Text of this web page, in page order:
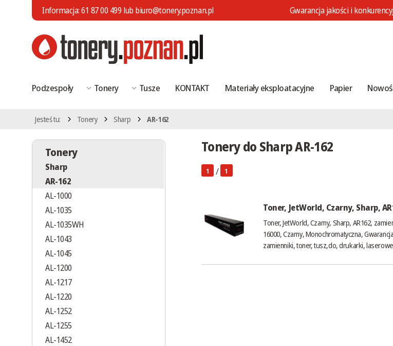
Informacja:61 87 00 499 lub biuro@tonery.poznan.pl Gwarancja jakości i
Podzespoły Tonery Tusze KONTAKT Materiały eksploatacyjne Papier
Jesteś tu: Tonery Sharp AR-162
Tonery do Sharp AR-162
1 / 1
Toner, JetWorld, Czarny, Sharp,
Toner, JetWorld, Czarny, Sharp, AR162,
16000, Czarny, Monochromatyczna,
zamienniki, toner, tusz,do, drukarki,
Tonery
Sharp
AL-1000
AL-1035
AL-1035WH
AL-1043
AL-1045
AL-1200
AL-1217
AL-1220
AL-1252
AL-1255
AL-1452
AR-162